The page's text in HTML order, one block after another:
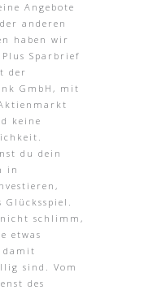
Angebote
anderen
haben wir
Sparbrief
der
GmbH, mit
keine
du dein
in
Glücksspiel.
schlimm,
etwas
sind. Vom
des